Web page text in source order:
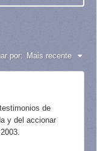
por: Mais recente
de
y del accionar